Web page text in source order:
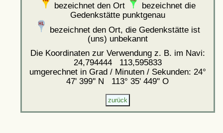
bezeichnet den Ort
bezeichnet die
Gedenkstätte punktgenau
bezeichnet den Ort, die Gedenkstätte ist
(uns) unbekannt
Die Koordinaten zur Verwendung z. B. im Navi:
24,794444 113,595833
umgerechnet in Grad / Minuten / Sekunden: 24°
47' 399'' N 113° 35' 449'' O